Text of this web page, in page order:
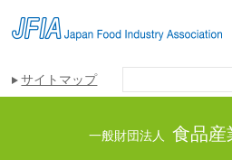
サイトマップ
一般財団法人 食品産